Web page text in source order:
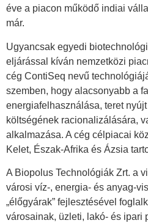
éve a piacon működő indiai
már.
Ugyancsak egyedi
eljárással kíván nemzetközi
cég ContiSeq nevű
szemben, hogy alacsonyabb a
energiafelhasználása, teret
költségének racionalizálására,
alkalmazása. A cég célpiacai
Kelet, Észak-Afrika és Ázsia
A Biopolus Technológiák Zrt. a
városi víz-, energia- és anyag-
„élőgyárak” fejlesztésével
városainak, üzleti, lakó- és ipari